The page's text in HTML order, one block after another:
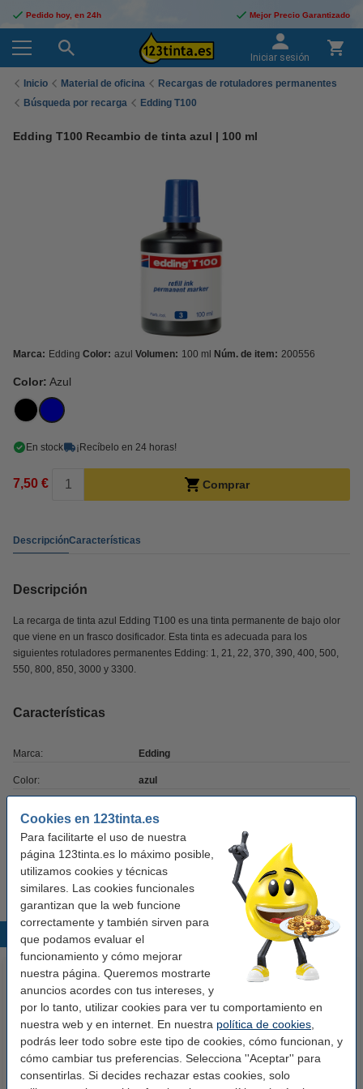
Cookies en 123tinta.es
Para facilitarte el uso de nuestra
página 123tinta.es lo máximo posible,
utilizamos cookies y técnicas
similares. Las cookies funcionales
garantizan que la web funcione
correctamente y también sirven para
que podamos evaluar el
funcionamiento y cómo mejorar
nuestra página. Queremos mostrarte
anuncios acordes con tus intereses, y
por lo tanto, utilizar cookies para ver tu comportamiento en
nuestra web y en internet. En nuestra política de cookies
podrás leer todo sobre este tipo de cookies, cómo funcionan, y
cómo cambiar tus preferencias. Selecciona ''Aceptar'' para
consentirlas. Si decides rechazar estas cookies, solo
Pedido hoy, en 24h Mejor Precio Garantizado
Iniciar sesión
Inicio Material de oficina
Recargas de rotuladores permanentes
Búsqueda por recarga
Edding T100
Edding T100 Recambio de tinta azul | 100 ml
Marca: Edding Color: azul Volumen: 100 ml Núm. de item: 200556
Color: Azul
En stock ¡Recíbelo en 24 horas!
7,50 € Comprar
DescripciónCaracterísticas
Descripción
La recarga de tinta azul Edding T100 es una tinta permanente de bajo olor
que viene en un frasco dosificador. Esta tinta es adecuada para los
siguientes rotuladores permanentes Edding: 1, 21, 22, 370, 390, 400, 500,
550, 800, 850, 3000 y 3300.
Características
Marca: Edding
Color: azul
Núm. de item: 200556
Información: información de seguridad
Productos destacados